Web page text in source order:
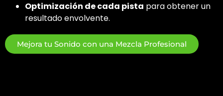
Optimización de cada pista para obtener un
resultado envolvente.
Mejora tu Sonido con una Mezcla Profesional